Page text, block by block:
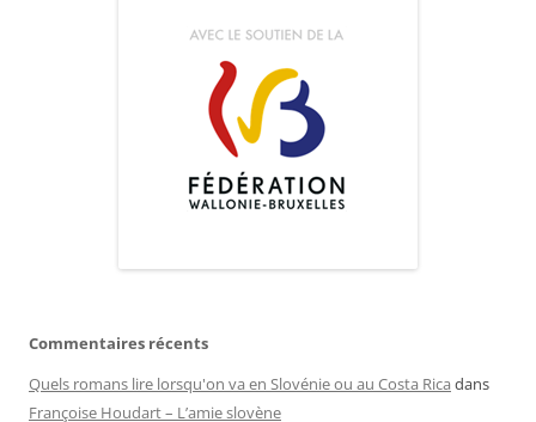
Commentaires récents
Quels romans lire lorsqu'on va en Slovénie ou au Costa Rica dans
Françoise Houdart – L’amie slovène